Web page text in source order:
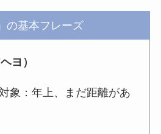
の基本フレーズ
ヨ）
象：年上、まだ距離があ